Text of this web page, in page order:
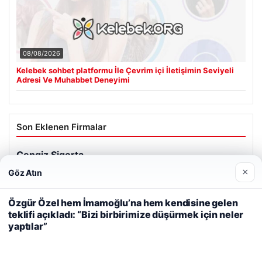
08/08/2026
Kelebek sohbet platformu İle Çevrim içi İletişimin Seviyeli
Adresi Ve Muhabbet Deneyimi
Son Eklenen Firmalar
Cengiz Sigorta
23/06/2026
deneyiminizi kişiselleştirmek ve geliştirmek amacıyla çerezler
kullanıyoruz.Çerez Politikamız
Reddet
Göz Atın ×
Özgür Özel hem İmamoğlu’na hem kendisine gelen
teklifi açıkladı: “Bizi birbirimize düşürmek için neler
yaptılar”